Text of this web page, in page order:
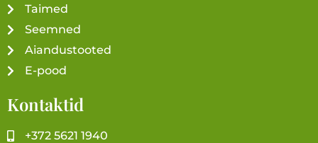
Taimed
Seemned
Aiandustooted
E-pood
Kontaktid
+372 5621 1940